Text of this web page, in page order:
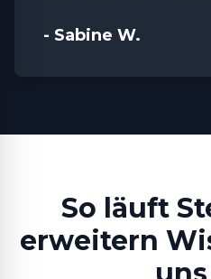
- Sabine W.
So läuft
erweitern